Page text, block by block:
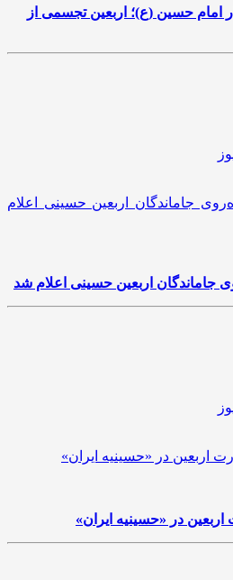
امام حسین (ع)؛ اربعین تجسمی از
جاماندگان اربعین حسینی اعلام شد
در «حسینیه ایران»